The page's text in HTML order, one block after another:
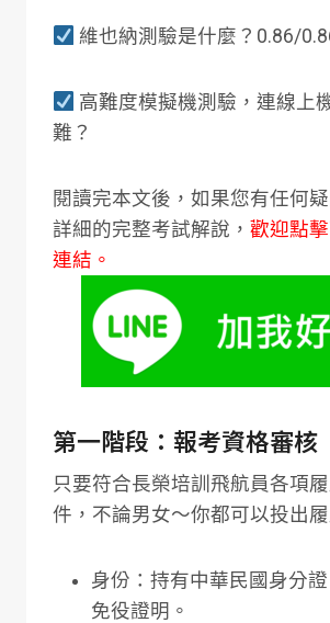
維也納測驗是什麼？0.86/
高難度模擬機測驗，連線上
難？
閱讀完本文後，如果您有任何
詳細的完整考試解說， 歡迎點
連結。
第一階段：報考資格審核
只要符合長榮培訓飛航員各項
件，不論男女～你都可以投出履
身份：持有中華民國身分
免役證明。